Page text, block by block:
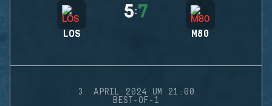
LOS
5:7
M80
3. APRIL 2024 UM 21:00
BEST-OF-1